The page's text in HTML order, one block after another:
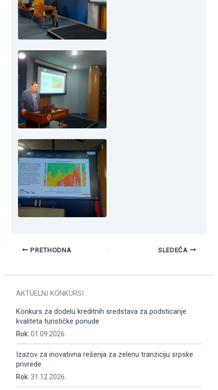
PRETHODNA SLEDEĆA
AKTUELNI KONKURSI
Konkurs za dodelu kreditnih sredstava za podsticanje
kvaliteta turističke ponude
Rok: 01.09.2026
Izazov za inovativna rešenja za zelenu tranziciju srpske
privrede
Rok: 31.12.2026.